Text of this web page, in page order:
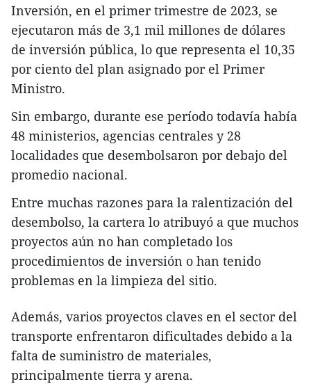
Inversión, en el primer trimestre de 2023, se
ejecutaron más de 3,1 mil millones de dólares
de inversión pública, lo que representa el 10,35
por ciento del plan asignado por el Primer
Ministro.
Sin embargo, durante ese período todavía había
48 ministerios, agencias centrales y 28
localidades que desembolsaron por debajo del
promedio nacional.
Entre muchas razones para la ralentización del
desembolso, la cartera lo atribuyó a que muchos
proyectos aún no han completado los
procedimientos de inversión o han tenido
problemas en la limpieza del sitio.
Además, varios proyectos claves en el sector del
transporte enfrentaron dificultades debido a la
falta de suministro de materiales,
principalmente tierra y arena.